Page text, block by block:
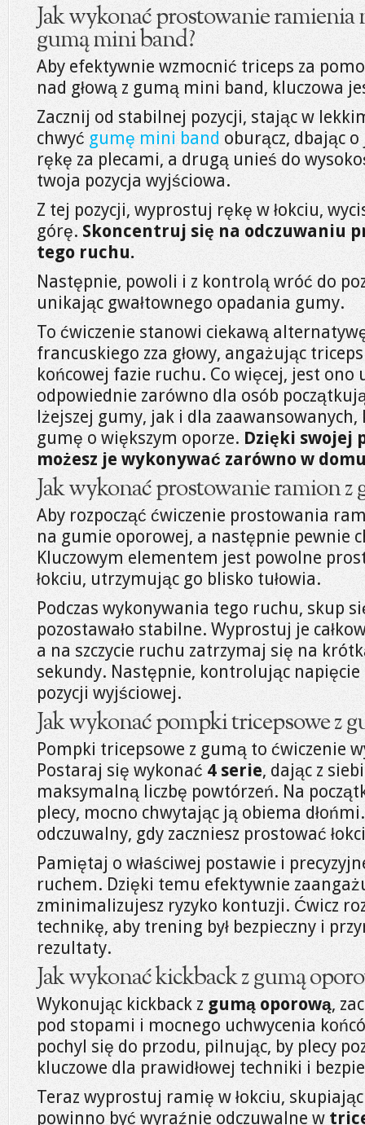
Jak wykonać prostowanie ramienia
gumą mini band?
Aby efektywnie wzmocnić triceps za
nad głową z gumą mini band, kluczowa
Zacznij od stabilnej pozycji, stając w
chwyć gumę mini band oburącz, dbając
rękę za plecami, a drugą unieś do
twoja pozycja wyjściowa.
Z tej pozycji, wyprostuj rękę w łokciu,
górę. Skoncentruj się na odczuwaniu
tego ruchu.
Następnie, powoli i z kontrolą wróć do
unikając gwałtownego opadania gumy.
To ćwiczenie stanowi ciekawą
francuskiego zza głowy, angażując
końcowej fazie ruchu. Co więcej, jest ono
odpowiednie zarówno dla osób
lżejszej gumy, jak i dla
gumę o większym oporze. Dzięki swojej
możesz je wykonywać zarówno w
Jak wykonać prostowanie ramion z
Aby rozpocząć ćwiczenie prostowania
na gumie oporowej, a następnie pewnie
Kluczowym elementem jest powolne
łokciu, utrzymując go blisko tułowia.
Podczas wykonywania tego ruchu, skup
pozostawało stabilne. Wyprostuj je
a na szczycie ruchu zatrzymaj się na
sekundy. Następnie, kontrolując napięcie
pozycji wyjściowej.
Jak wykonać pompki tricepsowe z
Pompki tricepsowe z gumą to ćwiczenie
Postaraj się wykonać 4 serie, dając z
maksymalną liczbę powtórzeń. Na
plecy, mocno chwytając ją obiema
odczuwalny, gdy zaczniesz prostować
Pamiętaj o właściwej postawie i
ruchem. Dzięki temu efektywnie
zminimalizujesz ryzyko kontuzji. Ćwicz
technikę, aby trening był bezpieczny i
rezultaty.
Jak wykonać kickback z gumą
Wykonując kickback z gumą oporową,
pod stopami i mocnego uchwycenia
pochyl się do przodu, pilnując, by plecy
kluczowe dla prawidłowej techniki i
Teraz wyprostuj ramię w łokciu,
powinno być wyraźnie odczuwalne w